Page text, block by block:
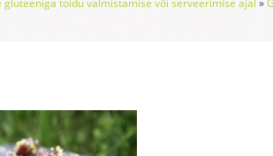
gluteeniga toidu valmistamise või serveerimise ajal »